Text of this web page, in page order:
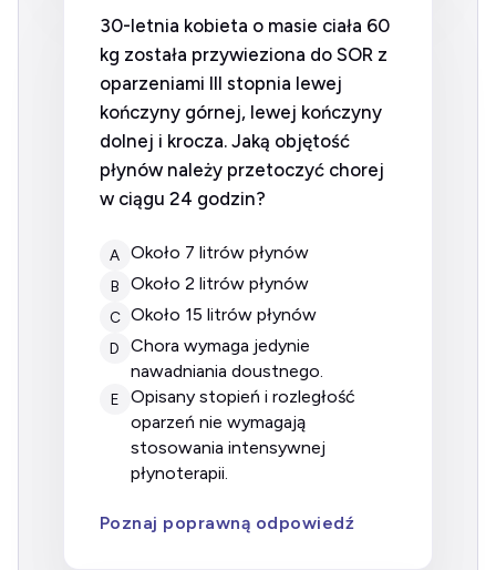
30-letnia kobieta o masie ciała 60
kg została przywieziona do SOR z
oparzeniami III stopnia lewej
kończyny górnej, lewej kończyny
dolnej i krocza. Jaką objętość
płynów należy przetoczyć chorej
w ciągu 24 godzin?
A około 7 litrów płynów
B około 2 litrów płynów
C około 15 litrów płynów
D
chora wymaga jedynie
nawadniania doustnego.
E
opisany stopień i rozległość
oparzeń nie wymagają
stosowania intensywnej
płynoterapii.
Poznaj poprawną odpowiedź